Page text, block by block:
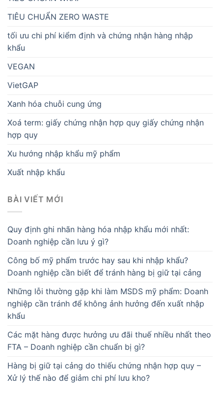
TIÊU CHUẨN ZERO WASTE
tối ưu chi phí kiểm định và chứng nhận hàng nhập
khẩu
VEGAN
VietGAP
Xanh hóa chuỗi cung ứng
Xoá term: giấy chứng nhận hợp quy giấy chứng nhận
hợp quy
Xu hướng nhập khẩu mỹ phẩm
Xuất nhập khẩu
BÀI VIẾT MỚI
Quy định ghi nhãn hàng hóa nhập khẩu mới nhất:
Doanh nghiệp cần lưu ý gì?
Công bố mỹ phẩm trước hay sau khi nhập khẩu?
Doanh nghiệp cần biết để tránh hàng bị giữ tại cảng
Những lỗi thường gặp khi làm MSDS mỹ phẩm: Doanh
nghiệp cần tránh để không ảnh hưởng đến xuất nhập
khẩu
Các mặt hàng được hưởng ưu đãi thuế nhiều nhất theo
FTA – Doanh nghiệp cần chuẩn bị gì?
Hàng bị giữ tại cảng do thiếu chứng nhận hợp quy –
Xử lý thế nào để giảm chi phí lưu kho?